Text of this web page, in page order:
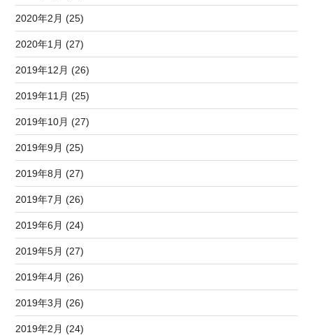
2020年2月 (25)
2020年1月 (27)
2019年12月 (26)
2019年11月 (25)
2019年10月 (27)
2019年9月 (25)
2019年8月 (27)
2019年7月 (26)
2019年6月 (24)
2019年5月 (27)
2019年4月 (26)
2019年3月 (26)
2019年2月 (24)